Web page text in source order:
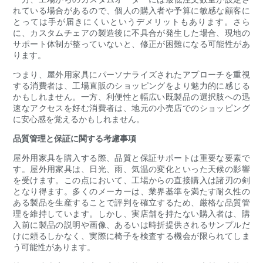
れている場合があるので、個人の購入者や予算に敏感な顧客に
とっては手が届きにくいというデメリットもあります。さら
に、カスタムチェアの製造後に不具合が発生した場合、現地の
サポート体制が整っていないと、修正が困難になる可能性があ
ります。
つまり、屋外用家具にパーソナライズされたアプローチを重視
する消費者は、工場直販のショッピングをより魅力的に感じる
かもしれません。一方、利便性と幅広い既製品の選択肢への迅
速なアクセスを好む消費者は、地元の小売店でのショッピング
に安心感を覚えるかもしれません。
品質管理と保証に関する考慮事項
屋外用家具を購入する際、品質と保証サポートは重要な要素で
す。屋外用家具は、日光、雨、気温の変化といった天候の影響
を受けます。この点において、工場からの直接購入は諸刃の剣
となり得ます。多くのメーカーは、業界基準を満たす耐久性の
ある製品を生産することで評判を確立するため、厳格な品質管
理を維持しています。しかし、実店舗を持たない購入者は、購
入前に製品の説明や画像、あるいは時折提供されるサンプルだ
けに頼るしかなく、実際に椅子を検査する機会が限られてしま
う可能性があります。